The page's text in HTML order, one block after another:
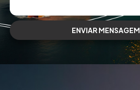
ENVIAR MENSAGEM